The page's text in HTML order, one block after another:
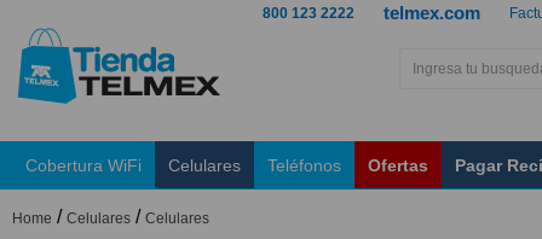
telmex.com
800 123 2222
Cobertura WiFi Celulares Teléfonos Ofertas Pagar
Home / Celulares / Celulares